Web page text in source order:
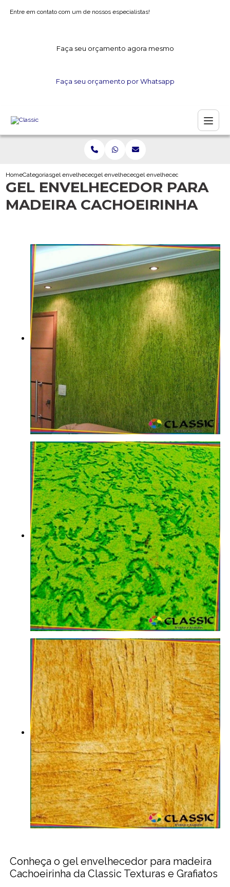
Entre em contato com um de nossos especialistas!
Faça seu orçamento agora mesmo
Faça seu orçamento por Whatsapp
HomeCategoriasgel envelhecedorgel envelhecedor para gessogel envelhecedor para madeira
GEL ENVELHECEDOR PARA
MADEIRA CACHOEIRINHA
Conheça o gel envelhecedor para madeira
Cachoeirinha da Classic Texturas e Grafiatos